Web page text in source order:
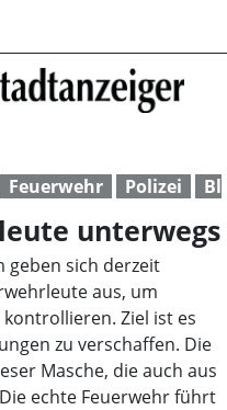
Feuerwehr Polizei
unterwegs
geben sich derzeit
aus, um
Ziel ist es
zu verschaffen. Die
Masche, die auch aus
echte Feuerwehr führt